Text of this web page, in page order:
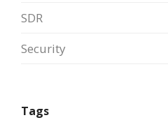
SDR
Security
Tags